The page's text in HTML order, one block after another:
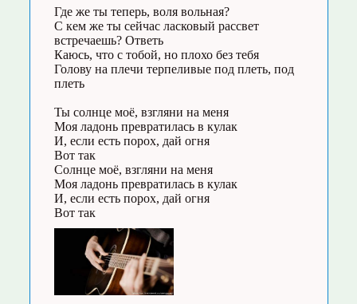
Где же ты теперь, воля вольная?
С кем же ты сейчас ласковый рассвет
встречаешь? Ответь
Каюсь, что с тобой, но плохо без тебя
Голову на плечи терпеливые под плеть, под
плеть
Ты солнце моё, взгляни на меня
Моя ладонь превратилась в кулак
И, если есть порох, дай огня
Вот так
Солнце моё, взгляни на меня
Моя ладонь превратилась в кулак
И, если есть порох, дай огня
Вот так